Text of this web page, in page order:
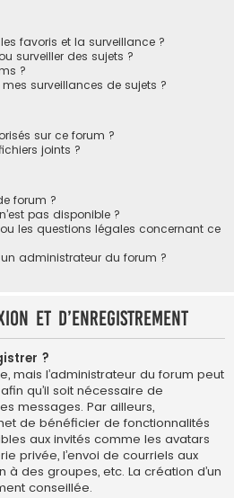
favoris et la surveillance ?
surveiller des sujets ?
?
surveillances de sujets ?
sur ce forum ?
joints ?
forum ?
pas disponible ?
les questions légales concernant ce
administrateur du forum ?
et d’enregistrement
?
mais l’administrateur du forum peut
qu’il soit nécessaire de
messages. Par ailleurs,
de bénéficier de fonctionnalités
aux invités comme les avatars
privée, l’envoi de courriels aux
à des groupes, etc. La création d’un
conseillée.